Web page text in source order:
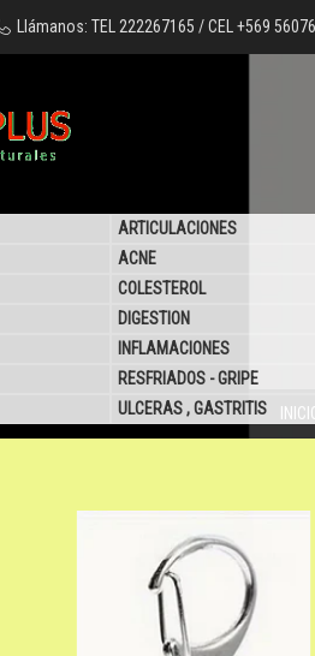
Llámanos: TEL 222267165 / CEL +569
ARTICULACIONES
ACNE
COLESTEROL
DIGESTION
INFLAMACIONES
RESFRIADOS - GRIPE
ULCERAS , GASTRITIS